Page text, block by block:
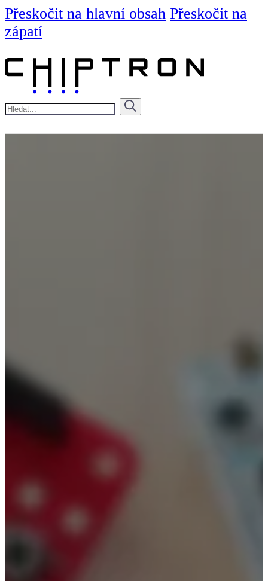
Přeskočit na hlavní obsah Přeskočit na
zápatí
Hledat